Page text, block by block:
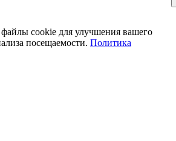
файлы cookie для улучшения вашего
посещаемости. Политика